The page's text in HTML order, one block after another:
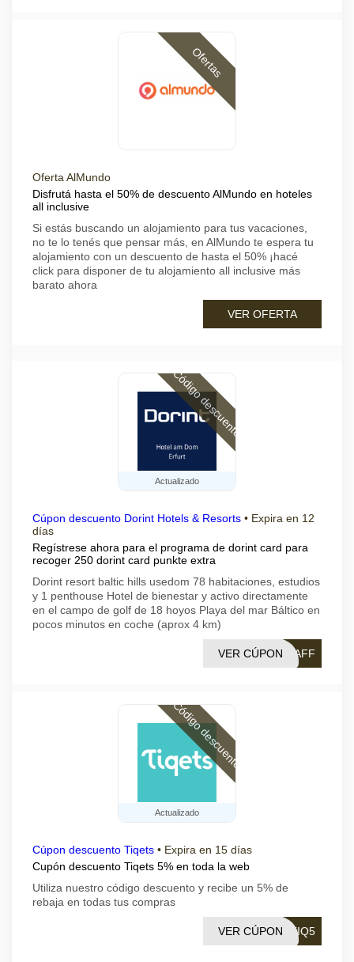
Ofertas
Oferta AlMundo
Disfrutá hasta el 50% de descuento AlMundo en hoteles
all inclusive
Si estás buscando un alojamiento para tus vacaciones,
no te lo tenés que pensar más, en AlMundo te espera tu
alojamiento con un descuento de hasta el 50% ¡hacé
click para disponer de tu alojamiento all inclusive más
barato ahora
VER OFERTA
Actualizado
Código descuento
Cúpon descuento Dorint Hotels & Resorts • Expira en 12
días
Regístrese ahora para el programa de dorint card para
recoger 250 dorint card punkte extra
Dorint resort baltic hills usedom 78 habitaciones, estudios
y 1 penthouse Hotel de bienestar y activo directamente
en el campo de golf de 18 hoyos Playa del mar Báltico en
pocos minutos en coche (aprox 4 km)
_AFF
VER CÚPON
Actualizado
Código descuento
Cúpon descuento Tiqets • Expira en 15 días
Cupón descuento Tiqets 5% en toda la web
Utiliza nuestro código descuento y recibe un 5% de
rebaja en todas tus compras
TIQ5
VER CÚPON